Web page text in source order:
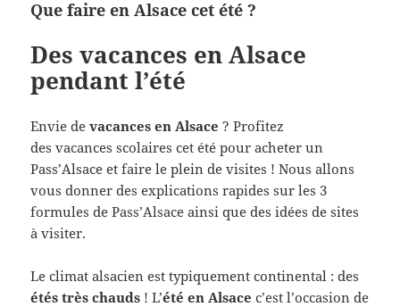
Que faire en Alsace cet été ?
Des vacances en Alsace
pendant l’été
Envie devacances en Alsace ? Profitez
des vacances scolaires cet été pour acheter un
Pass’Alsace et faire le plein de visites ! Nous allons
vous donner des explications rapides sur les 3
formules de Pass’Alsace ainsi que des idées de sites
à visiter.
Le climat alsacien est typiquement continental : des
étés très chauds ! L’été en Alsace c’est l’occasion de